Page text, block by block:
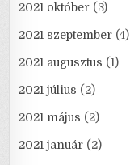
2021 október (3)
2021 szeptember (4)
2021 augusztus (1)
2021 július (2)
2021 május (2)
2021 január (2)